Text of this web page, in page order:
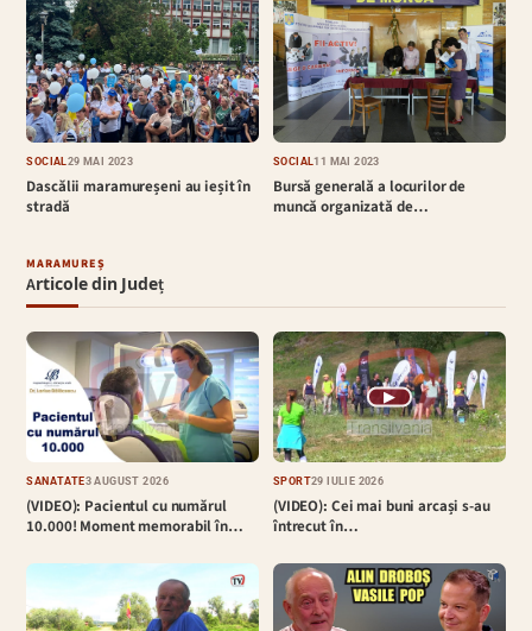
SOCIAL 29 MAI 2023
Dascălii maramureșeni au ieșit în
stradă
SOCIAL11 MAI 2023
Bursă generală a locurilor de
muncă organizată de…
MARAMUREȘ
Articole din Județ
SĂNĂTATE3 AUGUST 2026
(VIDEO): Pacientul cu numărul
10.000! Moment memorabil în…
▶
SPORT29 IULIE 2026
(VIDEO): Cei mai buni arcași s-au
întrecut în…